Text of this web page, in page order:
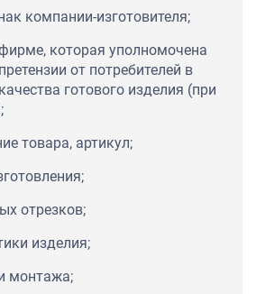
компании-изготовителя;
которая уполномочена
от потребителей в
готового изделия (при
товара, артикул;
отрезков;
изделия;
монтажа;